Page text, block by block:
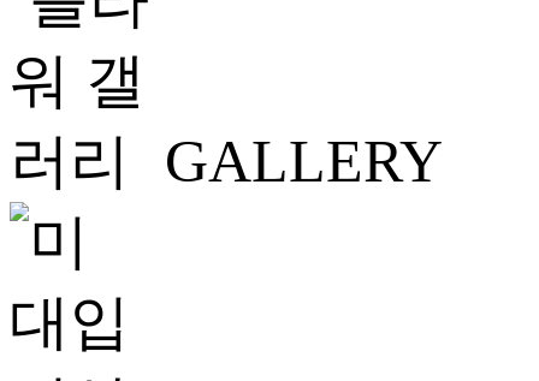
GALLERY